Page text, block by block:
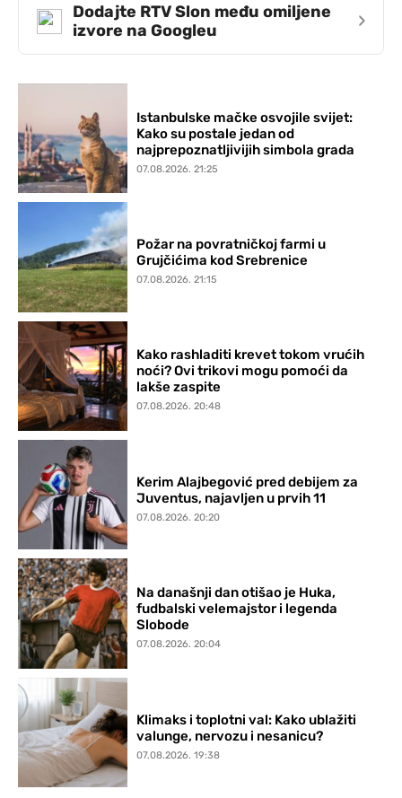
Dodajte RTV Slon među omiljene
izvore na Googleu
›
Istanbulske mačke osvojile svijet:
Kako su postale jedan od
najprepoznatljivijih simbola grada
07.08.2026. 21:25
Požar na povratničkoj farmi u
Grujčićima kod Srebrenice
07.08.2026. 21:15
Kako rashladiti krevet tokom vrućih
noći? Ovi trikovi mogu pomoći da
lakše zaspite
07.08.2026. 20:48
Kerim Alajbegović pred debijem za
Juventus, najavljen u prvih 11
07.08.2026. 20:20
Na današnji dan otišao je Huka,
fudbalski velemajstor i legenda
Slobode
07.08.2026. 20:04
Klimaks i toplotni val: Kako ublažiti
valunge, nervozu i nesanicu?
07.08.2026. 19:38